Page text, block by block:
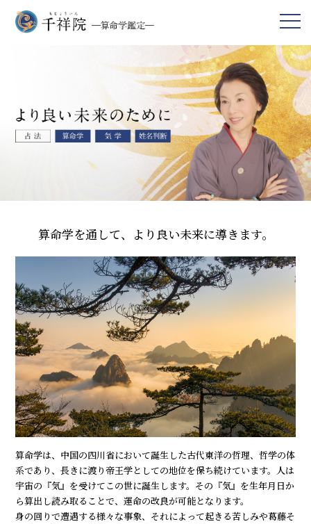
算命学を通して、より良い未来に導きます。
算命学は、中国の四川省において誕生した古代東洋の哲理、哲学の体
系であり、長きに渡り帝王学としての地位を保ち続けています。人は
宇宙の『気』を受けてこの世に誕生します。その『気』を生年月日か
ら算出し読み取ることで、運命の改良が可能となります。
身の回りで遭遇する様々な事象、それによって起きる苦しみや葛藤そ